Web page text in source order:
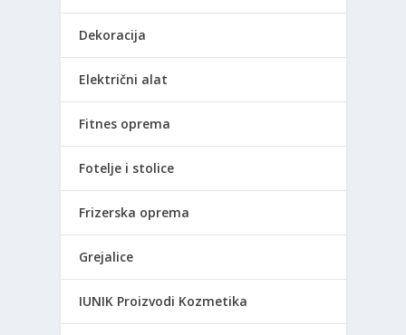
Dekoracija
Električni alat
Fitnes oprema
Fotelje i stolice
Frizerska oprema
Grejalice
IUNIK Proizvodi Kozmetika